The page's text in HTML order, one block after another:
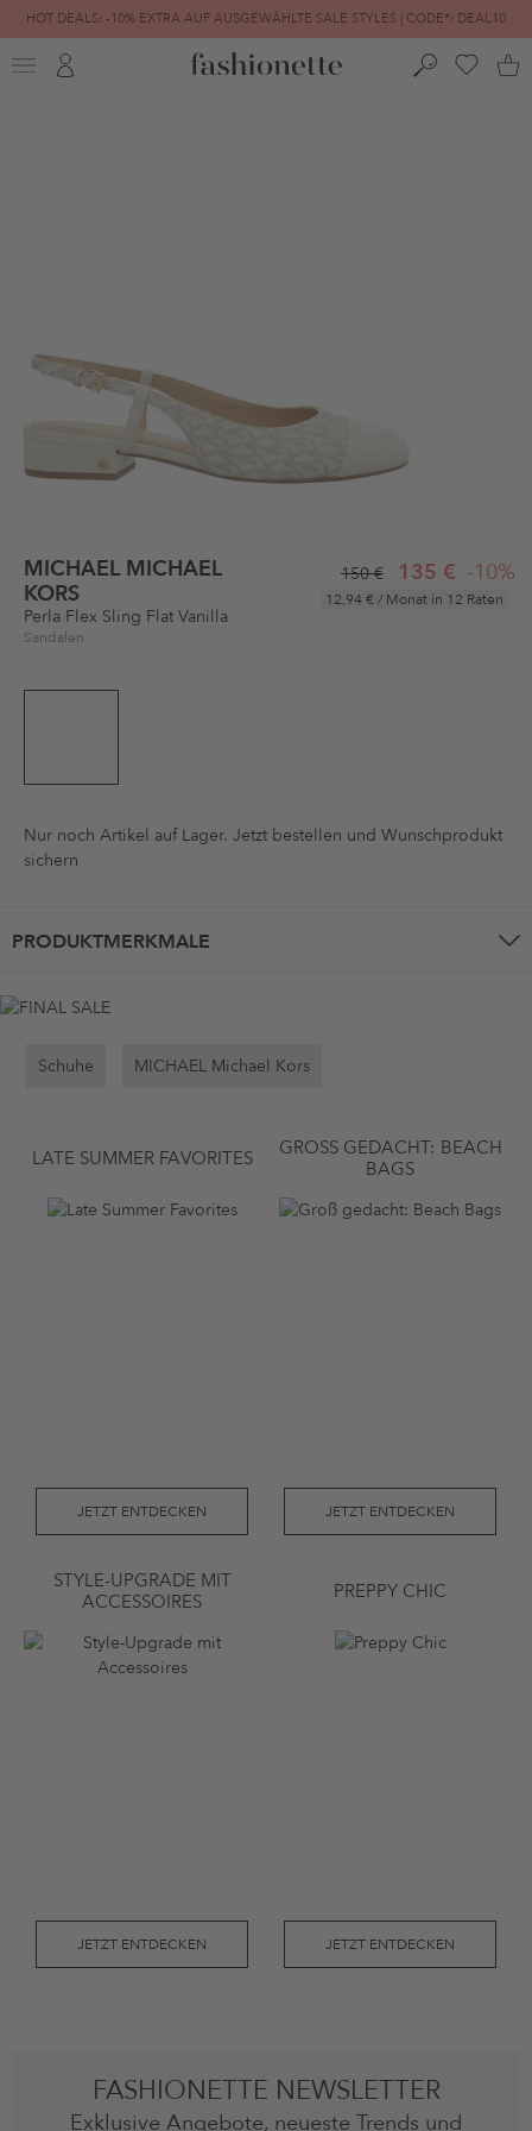
HOT DEALS: -10% EXTRA AUF AUSGEWÄHLTE SALE STYLES | CODE*: DEAL10
FINAL SALE | BIS ZU -80% REDUZIERT
MICHAEL MICHAEL
KORS
Perla Flex Sling Flat Vanilla
Sandalen
150 € 135 € -10%
12,94 € / Monat in 12 Raten
Nur noch Artikel auf Lager. Jetzt bestellen und Wunschprodukt
sichern
PRODUKTMERKMALE
Schuhe MICHAEL Michael Kors
LATE SUMMER FAVORITES
JETZT ENTDECKEN
GROSS GEDACHT: BEACH B
AGS
JETZT ENTDECKEN
STYLE-UPGRADE MIT
ACCESSOIRES
JETZT ENTDECKEN
PREPPY CHIC
JETZT ENTDECKEN
FASHIONETTE NEWSLETTER
Exklusive Angebote, neueste Trends und